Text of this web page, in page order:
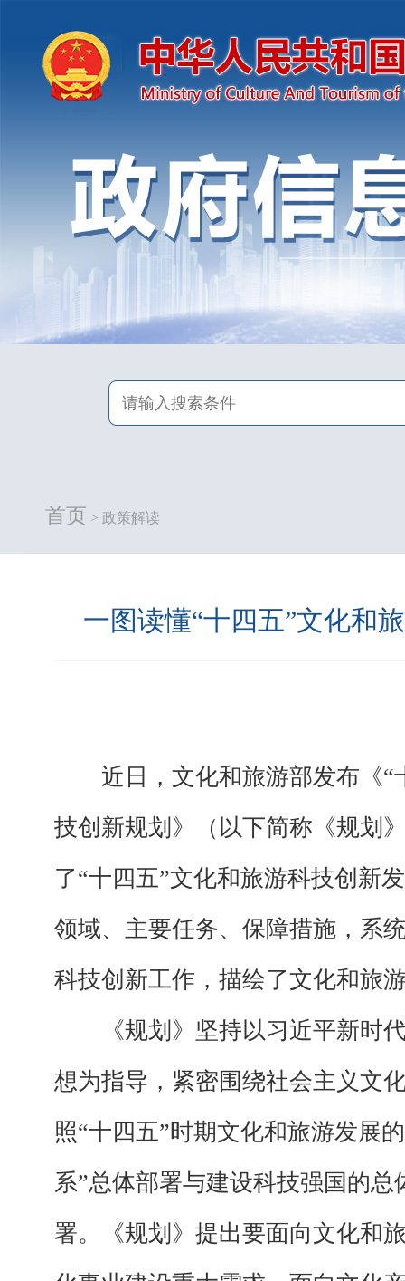
首页 > 政策解读
一图读懂“十四五”文化和
近日，文化和旅游部发布《“
技创新规划》（以下简称《规划
了“十四五”文化和旅游科技创新
领域、主要任务、保障措施，系
科技创新工作，描绘了文化和旅
《规划》坚持以习近平新时代
想为指导，紧密围绕社会主义文
照“十四五”时期文化和旅游发展
系”总体部署与建设科技强国的
署。《规划》提出要面向文化和